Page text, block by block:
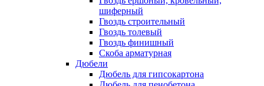
шиферный
Гвоздь строительный
Гвоздь толевый
Гвоздь финишный
Скоба арматурная
Дюбели
Дюбель для гипсокартона